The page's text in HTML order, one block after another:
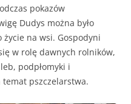
pokazów
Dudys można było
życie na wsi. Gospodyni
w rolę dawnych rolników,
podpłomyki i
pszczelarstwa.